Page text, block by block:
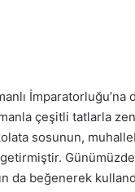
çeşitli tatlarla
sosunun,
Günümüzde
da beğenerek